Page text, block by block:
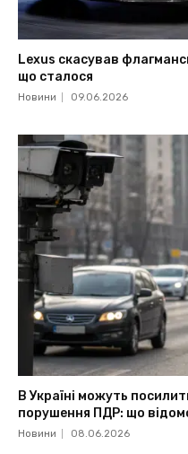
Lexus скасував
що сталося
Новини 09.06.2026
В Україні можуть
порушення ПДР: що
Новини 08.06.2026